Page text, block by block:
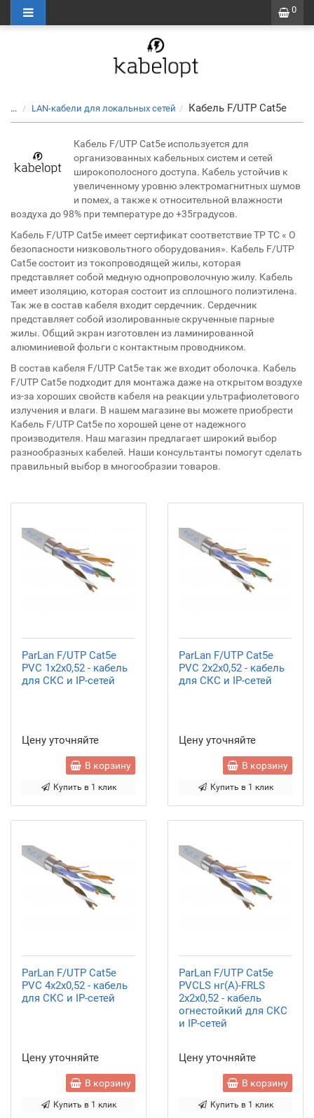
0
... LAN-кабели для локальных сетей Кабель F/UTP Cat5e
Кабель F/UTP Cat5e используется для
организованных кабельных систем и сетей
широкополосного доступа. Кабель устойчив к
увеличенному уровню электромагнитных шумов
и помех, а также к относительной влажности
воздуха до 98% при температуре до +35градусов.
Кабель F/UTP Cat5e имеет сертификат соответствие ТР ТС « О
безопасности низковольтного оборудования». Кабель F/UTP
Cat5e состоит из токопроводящей жилы, которая
представляет собой медную однопроволочную жилу. Кабель
имеет изоляцию, которая состоит из сплошного полиэтилена.
Так же в состав кабеля входит сердечник. Сердечник
представляет собой изолированные скрученные парные
жилы. Общий экран изготовлен из ламинированной
алюминиевой фольги с контактным проводником.
В состав кабеля F/UTP Cat5e так же входит оболочка. Кабель
F/UTP Cat5e подходит для монтажа даже на открытом воздухе
из-за хороших свойств кабеля на реакции ультрафиолетового
излучения и влаги. В нашем магазине вы можете приобрести
Кабель F/UTP Cat5e по хорошей цене от надежного
производителя. Наш магазин предлагает широкий выбор
разнообразных кабелей. Наши консультанты помогут сделать
правильный выбор в многообразии товаров.
ParLan F/UTP Cat5e
PVC 1х2х0,52 - кабель
для СКС и IP-сетей
Цену уточняйте
В корзину
Купить в 1 клик
ParLan F/UTP Cat5e
PVC 2х2х0,52 - кабель
для СКС и IP-сетей
Цену уточняйте
В корзину
Купить в 1 клик
ParLan F/UTP Cat5e
PVC 4х2х0,52 - кабель
для СКС и IP-сетей
Цену уточняйте
В корзину
Купить в 1 клик
ParLan F/UTP Cat5e
PVCLS нг(А)-FRLS
2х2х0,52 - кабель
огнестойкий для СКС
и IP-сетей
Цену уточняйте
В корзину
Купить в 1 клик